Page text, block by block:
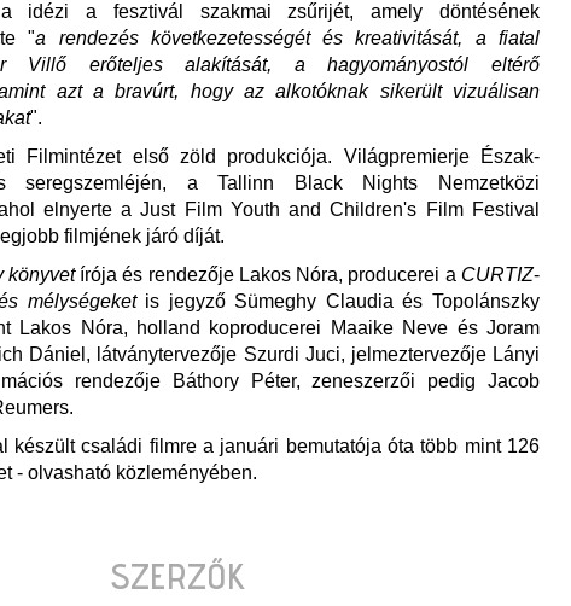
idézi a fesztivál szakmai zsűrijét, amely döntésének
"a rendezés következetességét és kreativitását, a fiatal
Villő erőteljes alakítását, a hagyományostól eltérő
azt a bravúrt, hogy az alkotóknak sikerült vizuálisan
".
Filmintézet első zöld produkciója. Világpremierje Észak-
seregszemléjén, a Tallinn Black Nights Nemzetközi
elnyerte a Just Film Youth and Children's Film Festival
filmjének járó díját.
könyvetírója és rendezője Lakos Nóra, producerei a CURTIZ-
mélységeketis jegyző Sümeghy Claudia és Topolánszky
Lakos Nóra, holland koproducerei Maaike Neve és Joram
Dániel, látványtervezője Szurdi Juci, jelmeztervezője Lányi
rendezője Báthory Péter, zeneszerzői pedig Jacob
készült családi filmre a januári bemutatója óta több mint 126
- olvasható közleményében.
SZERZŐK